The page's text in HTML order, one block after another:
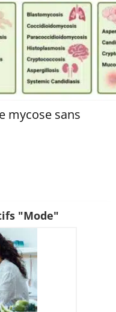
"Mode"
mycose sans